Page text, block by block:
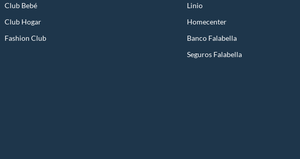
Club Bebé
Club Hogar
Fashion Club
Linio
Homecenter
Banco Falabella
Seguros Falabella